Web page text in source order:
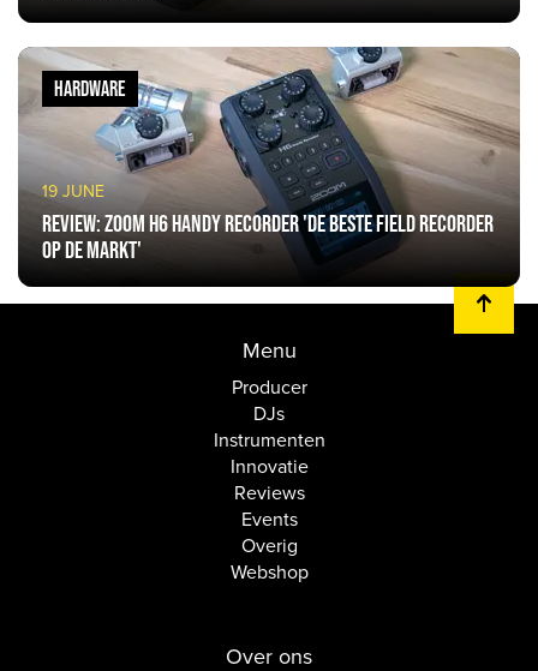
19 JUNE
Review: Zoom H6 Handy Recorder 'de beste field recorder
op de markt'
HARDWARE
Menu
Producer
DJs
Instrumenten
Innovatie
Reviews
Events
Overig
Webshop
Over ons